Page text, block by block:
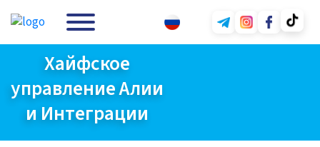
Хайфское
управление Алии
и Интеграции